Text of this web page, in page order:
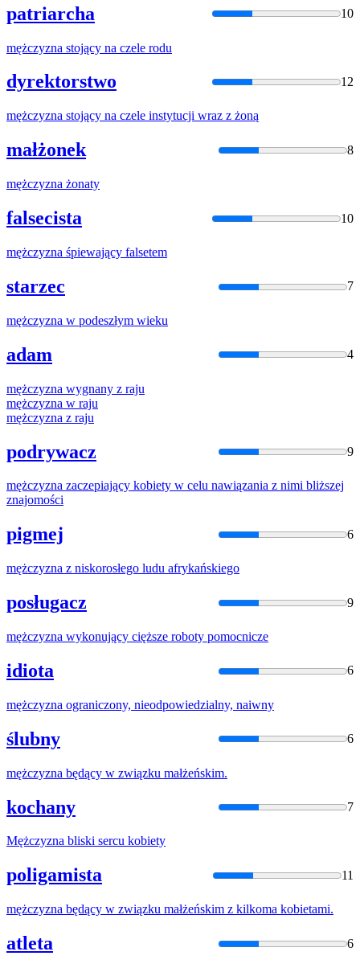
patriarcha 10
mężczyzna stojący na czele rodu
dyrektorstwo 12
mężczyzna stojący na czele instytucji wraz z żoną
małżonek 8
mężczyzna żonaty
falsecista 10
mężczyzna śpiewający falsetem
starzec 7
mężczyzna w podeszłym wieku
adam 4
mężczyzna wygnany z raju
mężczyzna w raju
mężczyzna z raju
podrywacz 9
mężczyzna zaczepiający kobiety w celu nawiązania z nimi bliższej
znajomości
pigmej 6
mężczyzna z niskorosłego ludu afrykańskiego
posługacz 9
mężczyzna wykonujący cięższe roboty pomocnicze
idiota 6
mężczyzna ograniczony, nieodpowiedzialny, naiwny
ślubny 6
mężczyzna będący w związku małżeńskim.
kochany 7
Mężczyzna bliski sercu kobiety
poligamista 11
mężczyzna będący w związku małżeńskim z kilkoma kobietami.
atleta 6